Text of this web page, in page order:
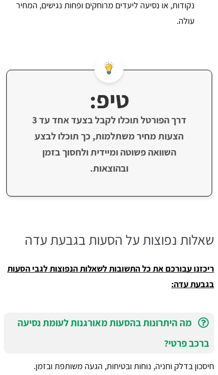
נקודות, או נסיעה ליעדים מרוחקים ופחות נגישים, המחיר
עולה.
טיפ:
דרך הפורטל תוכלו לקבל בצעד אחד עד 3
הצעות מחיר משתלמות, כך תוכלו לבצע
השוואה פשוטה ומיידית ולחסוך בזמן
ובהוצאות.
שאלות נפוצות על הסעות בגבעת עדה
ריכזנו עבורכם את כל התשובות לשאלות הנפוצות לגבי הסעות
בגבעת עדה:
מה היתרונות בהסעות מאורגנות לעומת נסיעה
ברכב פרטי?
חיסכון בדלק וחניה, נוחות ובטיחות, הגעה משותפת ובזמן.